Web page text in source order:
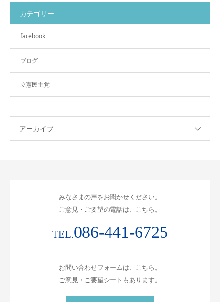
カテゴリー
facebook
ブログ
立憲民主党
アーカイブ
みなさまの声をお聞かせください。
ご意見・ご要望の電話は、こちら。
TEL.086-441-6725
お問い合わせフォームは、こちら。
ご意見・ご要望シートもあります。